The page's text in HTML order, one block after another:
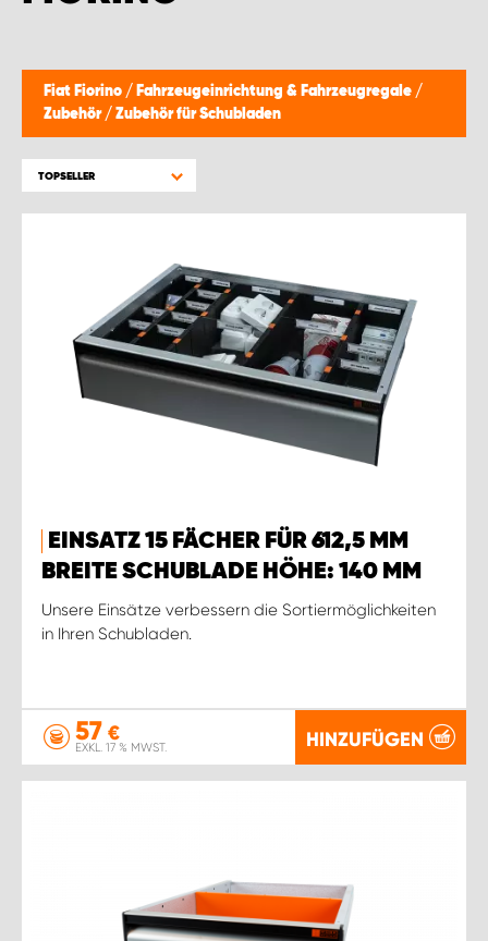
Fiat Fiorino / Fahrzeugeinrichtung & Fahrzeugregale /
Zubehör / Zubehör für Schubladen
TOPSELLER
EINSATZ 15 FÄCHER FÜR 612,5 MM
BREITE SCHUBLADE HÖHE: 140 MM
Unsere Einsätze verbessern die Sortiermöglichkeiten
in Ihren Schubladen.
57 €
EXKL. 17 % MWST. HINZUFÜGEN